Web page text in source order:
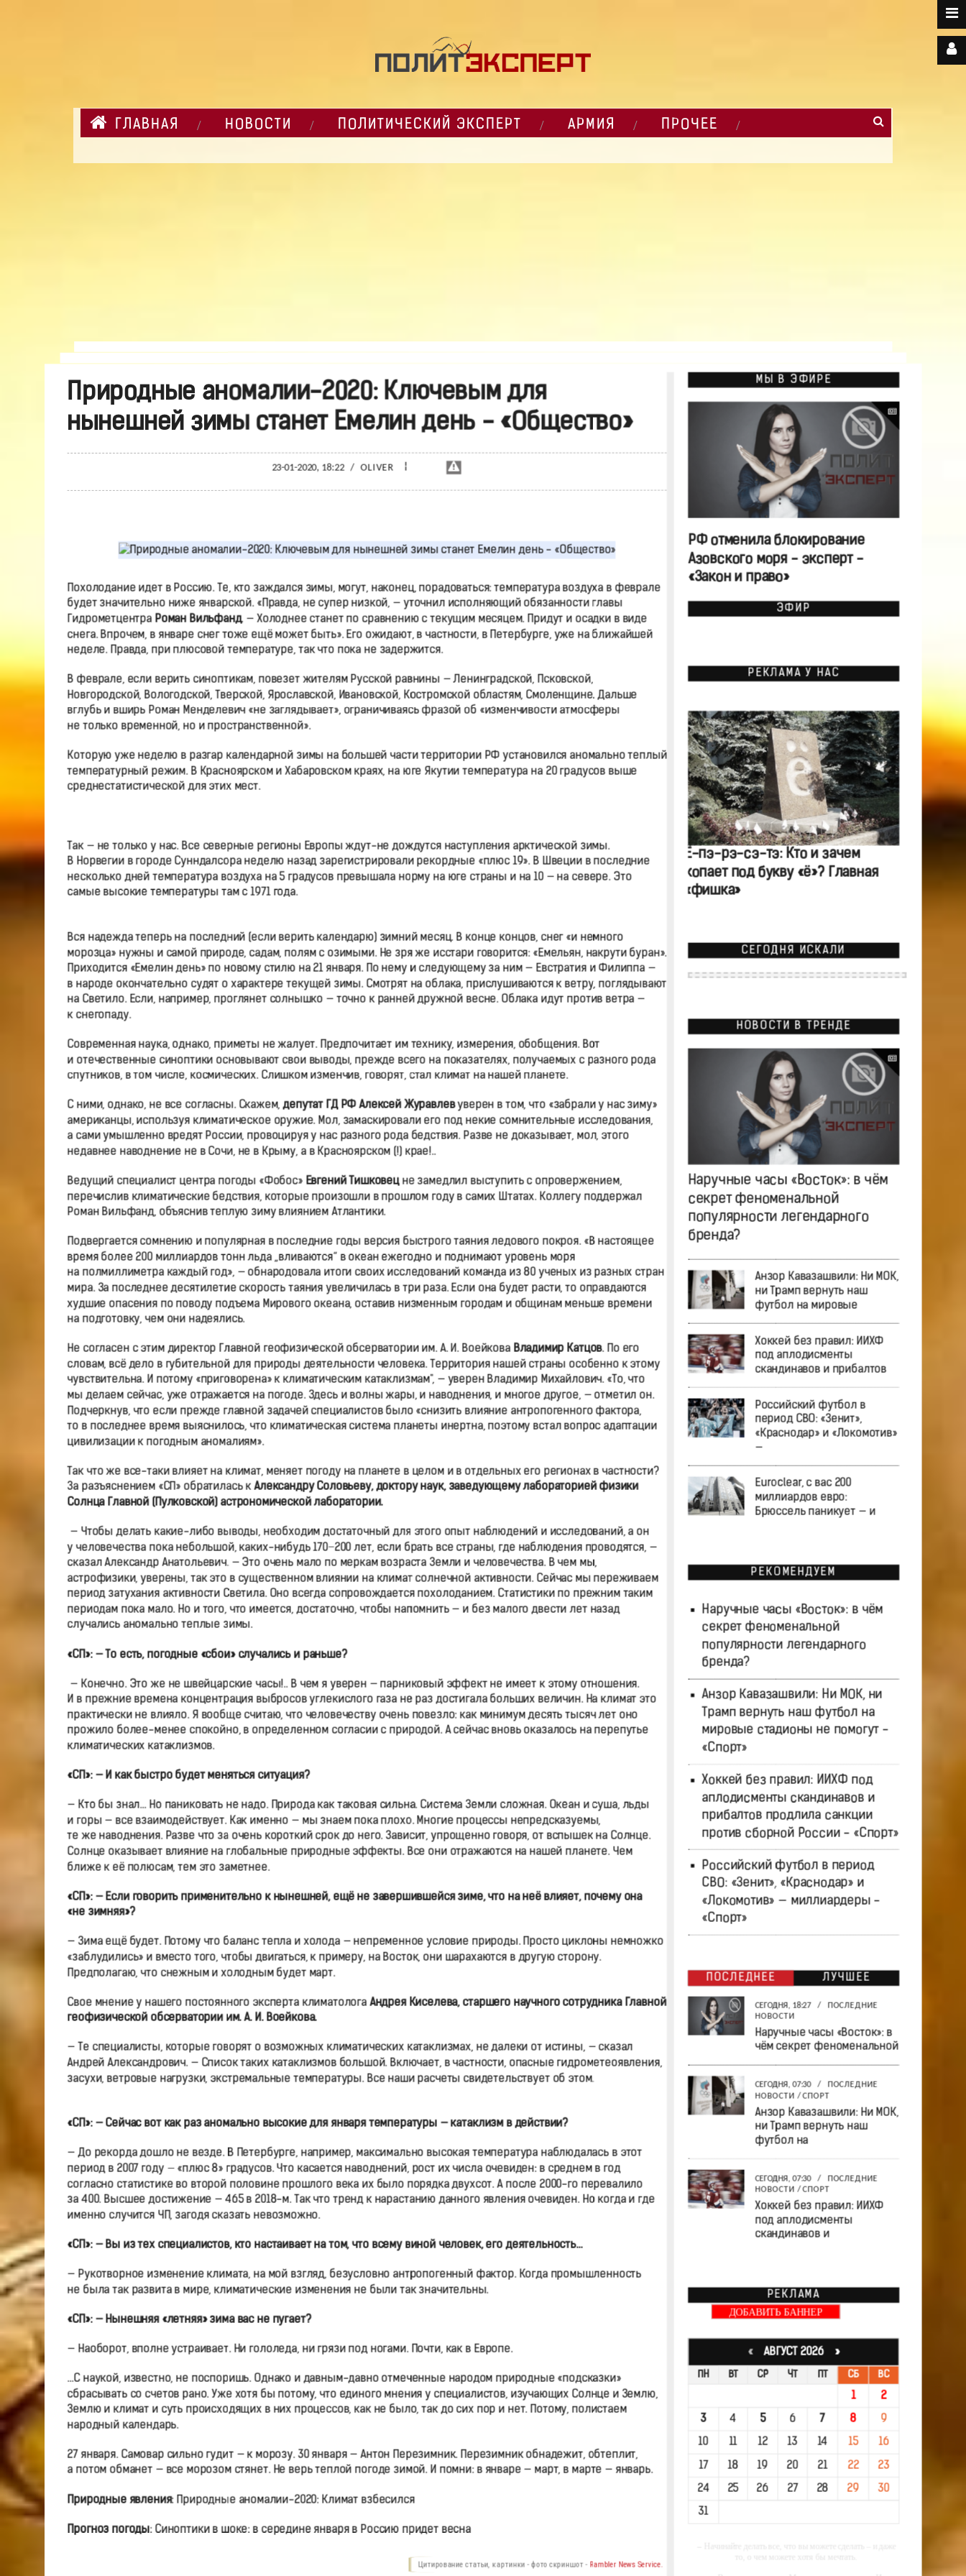
ГЛАВНАЯ НОВОСТИ ПОЛИТИЧЕСКИЙ ЭКСПЕРТ АРМИЯ ПРОЧЕЕ
Природные аномалии-2020: Ключевым для
нынешней зимы станет Емелин день - «Общество»
23-01-2020, 18:22 / OLIVER ¦
Похолодание идет в Россию. Те, кто заждался зимы, могут, наконец, порадоваться: температура воздуха в феврале
будет значительно ниже январской. «Правда, не супер низкой, — уточнил исполняющий обязанности главы
Гидрометцентра Роман Вильфанд. — Холоднее станет по сравнению с текущим месяцем. Придут и осадки в виде
снега. Впрочем, в январе снег тоже ещё может быть». Его ожидают, в частности, в Петербурге, уже на ближайшей
неделе. Правда, при плюсовой температуре, так что пока не задержится.
В феврале, если верить синоптикам, повезет жителям Русской равнины — Ленинградской, Псковской,
Новгородской, Вологодской, Тверской, Ярославской, Ивановской, Костромской областям, Смоленщине. Дальше
вглубь и вширь Роман Менделевич «не заглядывает», ограничиваясь фразой об «изменчивости атмосферы
не только временной, но и пространственной».
Которую уже неделю в разгар календарной зимы на большей части территории РФ установился аномально теплый
температурный режим. В Красноярском и Хабаровском краях, на юге Якутии температура на 20 градусов выше
среднестатистической для этих мест.
Так — не только у нас. Все северные регионы Европы ждут-не дождутся наступления арктической зимы.
В Норвегии в городе Сунндалсора неделю назад зарегистрировали рекордные «плюс 19». В Швеции в последние
несколько дней температура воздуха на 5 градусов превышала норму на юге страны и на 10 — на севере. Это
самые высокие температуры там с 1971 года.
Вся надежда теперь на последний (если верить календарю) зимний месяц. В конце концов, снег «и немного
морозца» нужны и самой природе, садам, полям с озимыми. Не зря же исстари говорится: «Емельян, накрути буран».
Приходится «Емелин день» по новому стилю на 21 января. По нему и следующему за ним — Евстратия и Филиппа —
в народе окончательно судят о характере текущей зимы. Смотрят на облака, прислушиваются к ветру, поглядывают
на Светило. Если, например, проглянет солнышко — точно к ранней дружной весне. Облака идут против ветра —
к снегопаду.
Современная наука, однако, приметы не жалует. Предпочитает им технику, измерения, обобщения. Вот
и отечественные синоптики основывают свои выводы, прежде всего на показателях, получаемых с разного рода
спутников, в том числе, космических. Слишком изменчив, говорят, стал климат на нашей планете.
С ними, однако, не все согласны. Скажем,депутат ГД РФ Алексей Журавлевуверен в том, что «забрали у нас зиму»
американцы, используя климатическое оружие. Мол, замаскировали его под некие сомнительные исследования,
а сами умышленно вредят России, провоцируя у нас разного рода бедствия. Разве не доказывает, мол, этого
недавнее наводнение не в Сочи, не в Крыму, а в Красноярском (!) крае!..
Ведущий специалист центра погоды «Фобос» Евгений Тишковецне замедлил выступить с опровержением,
перечислив климатические бедствия, которые произошли в прошлом году в самих Штатах. Коллегу поддержал
Роман Вильфанд, объяснив теплую зиму влиянием Атлантики.
Подвергается сомнению и популярная в последние годы версия быстрого таяния ледового покроя. «В настоящее
время более 200 миллиардов тонн льда „вливаются“ в океан ежегодно и поднимают уровень моря
на полмиллиметра каждый год», — обнародовала итоги своих исследований команда из 80 ученых из разных стран
мира. За последнее десятилетие скорость таяния увеличилась в три раза. Если она будет расти, то оправдаются
худшие опасения по поводу подъема Мирового океана, оставив низменным городам и общинам меньше времени
на подготовку, чем они надеялись.
Не согласен с этим директор Главной геофизической обсерватории им. А. И. Воейкова Владимир Катцов. По его
словам, всё дело в губительной для природы деятельности человека. Территория нашей страны особенно к этому
чувствительна. И потому «приговорена» к климатическим катаклизмам", — уверен Владимир Михайлович. «То, что
мы делаем сейчас, уже отражается на погоде. Здесь и волны жары, и наводнения, и многое другое, — отметил он.
Подчеркнув, что если прежде главной задачей специалистов было «снизить влияние антропогенного фактора,
то в последнее время выяснилось, что климатическая система планеты инертна, поэтому встал вопрос адаптации
цивилизации к погодным аномалиям».
Так что же все-таки влияет на климат, меняет погоду на планете в целом и в отдельных его регионах в частности?
За разъяснением «СП» обратилась кАлександру Соловьеву, доктору наук, заведующему лабораторией физики
Солнца Главной (Пулковской) астрономической лаборатории.
— Чтобы делать какие-либо выводы, необходим достаточный для этого опыт наблюдений и исследований, а он
у человечества пока небольшой, каких-нибудь 170−200 лет, если брать все страны, где наблюдения проводятся, —
сказал Александр Анатольевич. — Это очень мало по меркам возраста Земли и человечества. В чем мы,
астрофизики, уверены, так это в существенном влиянии на климат солнечной активности. Сейчас мы переживаем
период затухания активности Светила. Оно всегда сопровождается похолоданием. Статистики по прежним таким
периодам пока мало. Но и того, что имеется, достаточно, чтобы напомнить — и без малого двести лет назад
случались аномально теплые зимы.
«СП»: — То есть, погодные «сбои» случались и раньше?
— Конечно. Это же не швейцарские часы!.. В чем я уверен — парниковый эффект не имеет к этому отношения.
И в прежние времена концентрация выбросов углекислого газа не раз достигала больших величин. На климат это
практически не влияло. Я вообще считаю, что человечеству очень повезло: как минимум десять тысяч лет оно
прожило более-менее спокойно, в определенном согласии с природой. А сейчас вновь оказалось на перепутье
климатических катаклизмов.
«СП»: — И как быстро будет меняться ситуация?
— Кто бы знал… Но паниковать не надо. Природа как таковая сильна. Система Земли сложная. Океан и суша, льды
и горы — все взаимодействует. Как именно — мы знаем пока плохо. Многие процессы непредсказуемы,
те же наводнения. Разве что за очень короткий срок до него. Зависит, упрощенно говоря, от вспышек на Солнце.
Солнце оказывает влияние на глобальные природные эффекты. Все они отражаются на нашей планете. Чем
ближе к её полюсам, тем это заметнее.
«СП»: — Если говорить применительно к нынешней, ещё не завершившейся зиме, что на неё влияет, почему она
«не зимняя»?
— Зима ещё будет. Потому что баланс тепла и холода — непременное условие природы. Просто циклоны немножко
«заблудились» и вместо того, чтобы двигаться, к примеру, на Восток, они шарахаются в другую сторону.
Предполагаю, что снежным и холодным будет март.
Свое мнение у нашего постоянного эксперта климатологаАндрея Киселева, старшего научного сотрудника Главной
геофизической обсерватории им. А. И. Воейкова.
— Те специалисты, которые говорят о возможных климатических катаклизмах, не далеки от истины, — сказал
Андрей Александрович. — Список таких катаклизмов большой. Включает, в частности, опасные гидрометеоявления,
засухи, ветровые нагрузки, экстремальные температуры. Все наши расчеты свидетельствует об этом.
«СП»: — Сейчас вот как раз аномально высокие для января температуры — катаклизм в действии?
— До рекорда дошло не везде. В Петербурге, например, максимально высокая температура наблюдалась в этот
период в 2007 году — «плюс 8» градусов. Что касается наводнений, рост их числа очевиден: в среднем в год
согласно статистике во второй половине прошлого века их было порядка двухсот. А после 2000-го перевалило
за 400. Высшее достижение — 465 в 2018-м. Так что тренд к нарастанию данного явления очевиден. Но когда и где
именно случится ЧП, загодя сказать невозможно.
«СП»: — Вы из тех специалистов, кто настаивает на том, что всему виной человек, его деятельность…
— Рукотворное изменение климата, на мой взгляд, безусловно антропогенный фактор. Когда промышленность
не была так развита в мире, климатические изменения не были так значительны.
«СП»: — Нынешняя «летняя» зима вас не пугает?
— Наоборот, вполне устраивает. Ни гололеда, ни грязи под ногами. Почти, как в Европе.
…С наукой, известно, не поспоришь. Однако и давным-давно отмеченные народом природные «подсказки»
сбрасывать со счетов рано. Уже хотя бы потому, что единого мнения у специалистов, изучающих Солнце и Землю,
Землю и климат и суть происходящих в них процессов, как не было, так до сих пор и нет. Потому, полистаем
народный календарь.
27 января. Самовар сильно гудит — к морозу. 30 января — Антон Перезимник. Перезимник обнадежит, обтеплит,
а потом обманет — все морозом стянет. Не верь теплой погоде зимой. И помни: в январе — март, в марте — январь.
Природные явления: Природные аномалии-2020: Климат взбесился
Прогноз погоды: Синоптики в шоке: в середине января в Россию придет весна
Цитирование статьи, картинки - фото скриншот - Rambler News Service.
МЫ В ЭФИРЕ
РФ отменила блокирование
Азовского моря - эксперт -
«Закон и право»
ЭФИР
РЕКЛАМА У НАС
Ё-пэ-рэ-сэ-тэ: Кто и зачем
копает под букву «ё»? Главная
«фишка»
СЕГОДНЯ ИСКАЛИ
НОВОСТИ В ТРЕНДЕ
Наручные часы «Восток»: в чём
секрет феноменальной
популярности легендарного
бренда?
Анзор Кавазашвили: Ни МОК,
ни Трамп вернуть наш
футбол на мировые
Хоккей без правил: ИИХФ
под аплодисменты
скандинавов и прибалтов
Российский футбол в
период СВО: «Зенит»,
«Краснодар» и «Локомотив»
—
Euroclear, с вас 200
миллиардов евро:
Брюссель паникует — и
РЕКОМЕНДУЕМ
Наручные часы «Восток»: в чём
секрет феноменальной
популярности легендарного
бренда?
Анзор Кавазашвили: Ни МОК, ни
Трамп вернуть наш футбол на
мировые стадионы не помогут -
«Спорт»
Хоккей без правил: ИИХФ под
аплодисменты скандинавов и
прибалтов продлила санкции
против сборной России - «Спорт»
Российский футбол в период
СВО: «Зенит», «Краснодар» и
«Локомотив» — миллиардеры -
«Спорт»
ПОСЛЕДНЕЕ ЛУЧШЕЕ
СЕГОДНЯ, 18:27 /
ПОСЛЕДНИЕ
НОВОСТИ
Наручные часы «Восток»: в
чём секрет феноменальной
СЕГОДНЯ, 07:30 /
ПОСЛЕДНИЕ
НОВОСТИ /СПОРТ
Анзор Кавазашвили: Ни МОК,
ни Трамп вернуть наш
футбол на
СЕГОДНЯ, 07:30 /
ПОСЛЕДНИЕ
НОВОСТИ /СПОРТ
Хоккей без правил: ИИХФ
под аплодисменты
скандинавов и
РЕКЛАМА
ДОБАВИТЬ БАННЕР
«АВГУСТ 2026 »
ПН ВТ СР ЧТ ПТ СБ ВС
1 2
3 4 5 6 7 8 9
10 11 12 13 14 15 16
17 18 19 20 21 22 23
24 25 26 27 28 29 30
31
то, о чем можете хотя бы мечтать.